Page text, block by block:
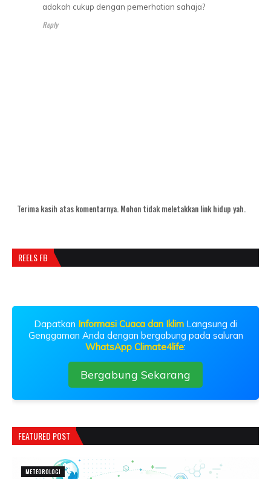
adakah cukup dengan pemerhatian sahaja?
Reply
Terima kasih atas komentarnya. Mohon tidak meletakkan link hidup yah.
REELS FB
Dapatkan Informasi Cuaca dan Iklim Langsung di
Genggaman Anda dengan bergabung pada saluran
WhatsApp Climate4life:
Bergabung Sekarang
FEATURED POST
METEOROLOGI